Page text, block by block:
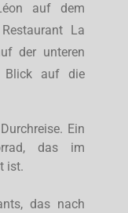
auf dem
La
der unteren
Blick auf die
Ein
das im
ist.
das nach